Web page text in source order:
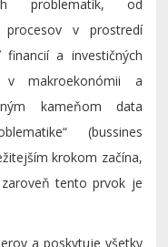
problematík, od
procesov v prostredí
a investičných
makroekonómii a
kameňom data
(bussines
krokom začína,
tento prvok je
a poskytuje všetky